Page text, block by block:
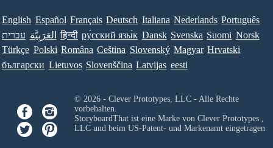
English Español Français Deutsch Italiana Nederlands Português
עברית العَرَبِيَّة हिन्दी ру́сский язы́к Dansk Svenska Suomi Norsk
Türkçe Polski Româna Ceština Slovenský Magyar Hrvatski
български Lietuvos Slovenščina Latvijas eesti
© 2026 - Clever Prototypes, LLC - Alle Rechte
vorbehalten.
StoryboardThat ist eine Marke von Clever Prototypes ,
LLCund beim US-Patent- und Markenamt eingetragen